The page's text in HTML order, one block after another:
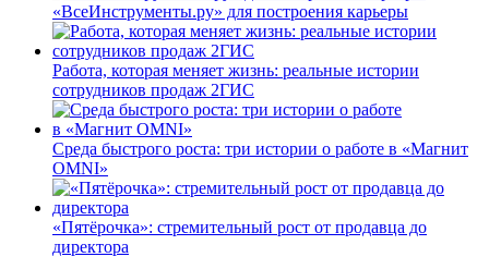
«ВсеИнструменты.ру» для построения карьеры
Работа, которая меняет жизнь: реальные истории
сотрудников продаж 2ГИС
Среда быстрого роста: три истории о работе в «Магнит
OMNI»
«Пятёрочка»: стремительный рост от продавца до
директора